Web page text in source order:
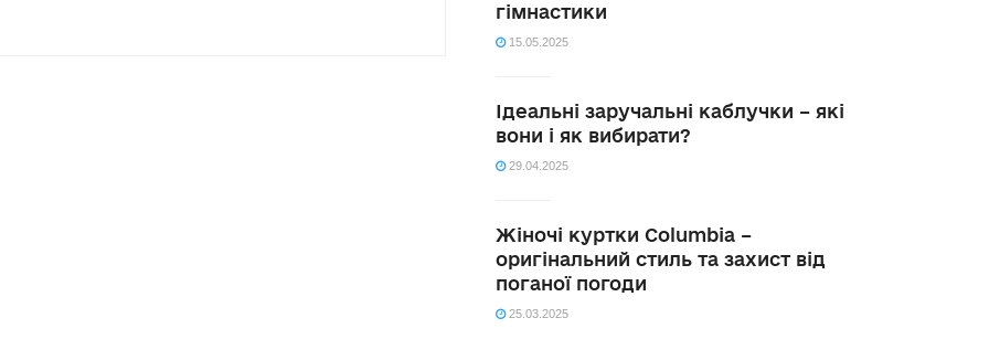
гімнастики
15.05.2025
Ідеальні заручальні каблучки – які
вони і як вибирати?
29.04.2025
Жіночі куртки Columbia –
оригінальний стиль та захист від
поганої погоди
25.03.2025